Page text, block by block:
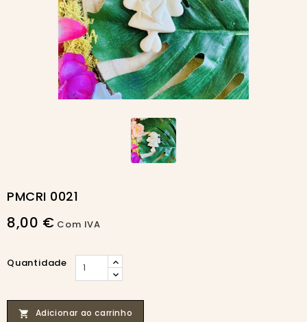
PMCRI 0021
8,00 € Com IVA
Quantidade
 Adicionar ao carrinho